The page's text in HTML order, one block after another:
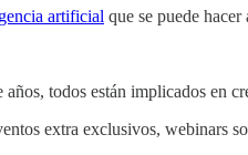
artificial que se puede
años, todos están implicados en
extra exclusivos, webinars